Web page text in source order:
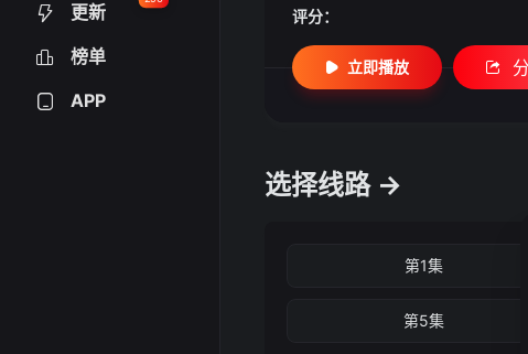
更新
榜单
APP
评分：
立即播放
选择线路 →
第1集
第5集